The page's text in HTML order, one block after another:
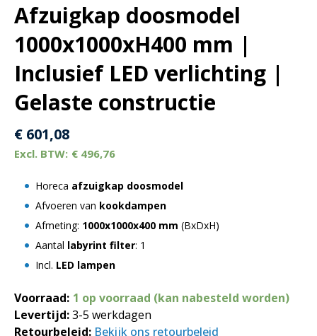
Afzuigkap doosmodel
1000x1000xH400 mm |
Inclusief LED verlichting |
Gelaste constructie
€ 601,08
€ 496,76
Horeca afzuigkap doosmodel
Afvoeren van kookdampen
Afmeting: 1000x1000x400 mm (BxDxH)
Aantal labyrint filter: 1
Incl. LED lampen
Voorraad: 1 op voorraad (kan nabesteld worden)
Levertijd:3-5 werkdagen
Retourbeleid: Bekijk ons retourbeleid